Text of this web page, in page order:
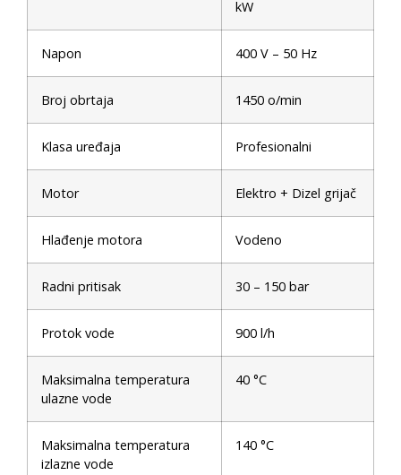
kW
Napon 400 V – 50 Hz
Broj obrtaja 1450 o/min
Klasa uređaja Profesionalni
Motor Elektro + Dizel grijač
Hlađenje motora Vodeno
Radni pritisak 30 – 150 bar
Protok vode 900 l/h
Maksimalna temperatura
ulazne vode
40 °C
Maksimalna temperatura
izlazne vode
140 °C